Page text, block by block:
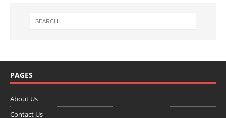
PAGES
About Us
Contact Us